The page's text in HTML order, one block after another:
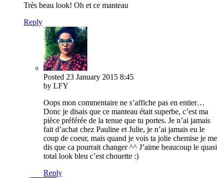
Très beau look! Oh et ce manteau
Reply
Posted 23 January 2015 8:45
by LFY
Oops mon commentaire ne s’affiche pas en entier…
Donc je disais que ce manteau était superbe, c’est ma
pièce préférée de la tenue que tu portes. Je n’ai jamais
fait d’achat chez Pauline et Julie, je n’ai jamais eu le
coup de coeur, mais quand je vois ta jolie chemise je me
dis que ca pourrait changer ^^ J’aime beaucoup le quasi
total look bleu c’est chouette :)
Reply